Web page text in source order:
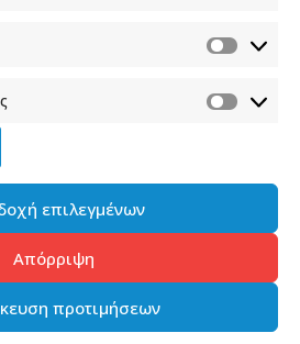
επιλεγμένων
Απόρριψη
προτιμήσεων